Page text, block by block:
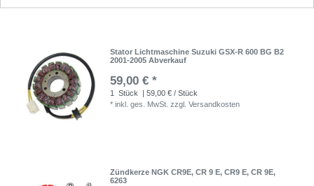
Stator Lichtmaschine Suzuki GSX-R 600 BG B2
2001-2005 Abverkauf
59,00 € *
1 Stück
| 59,00 € / Stück
*inkl. ges. MwSt. zzgl.Versandkosten
Zündkerze NGK CR9E, CR 9 E, CR9 E, CR 9E,
6263